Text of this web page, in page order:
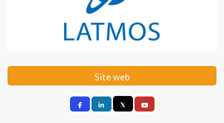
Site web